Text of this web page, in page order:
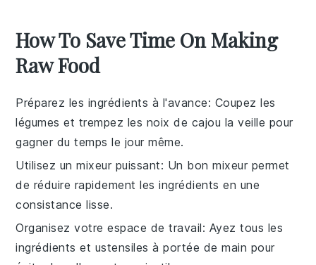
How To Save Time On Making
Raw Food
Préparez les ingrédients à l'avance: Coupez les
légumes et trempez les noix de cajou la veille pour
gagner du temps le jour même.
Utilisez un mixeur puissant: Un bonmixeur permet
de réduire rapidement les ingrédients en une
consistance lisse.
Organisez votre espace de travail: Ayez tous les
ingrédients et ustensiles à portée de main pour